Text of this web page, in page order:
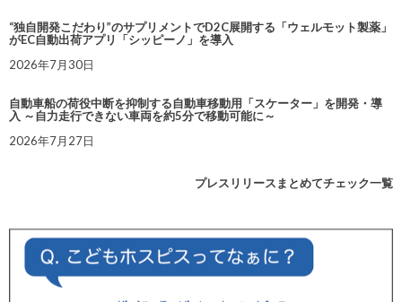
“独自開発こだわり”のサプリメントでD2C展開する「ウェルモット製薬」
がEC自動出荷アプリ「シッピーノ」を導入
2026年7月30日
自動車船の荷役中断を抑制する自動車移動用「スケーター」を開発・導
入 ～自力走行できない車両を約5分で移動可能に～
2026年7月27日
プレスリリースまとめてチェック一覧